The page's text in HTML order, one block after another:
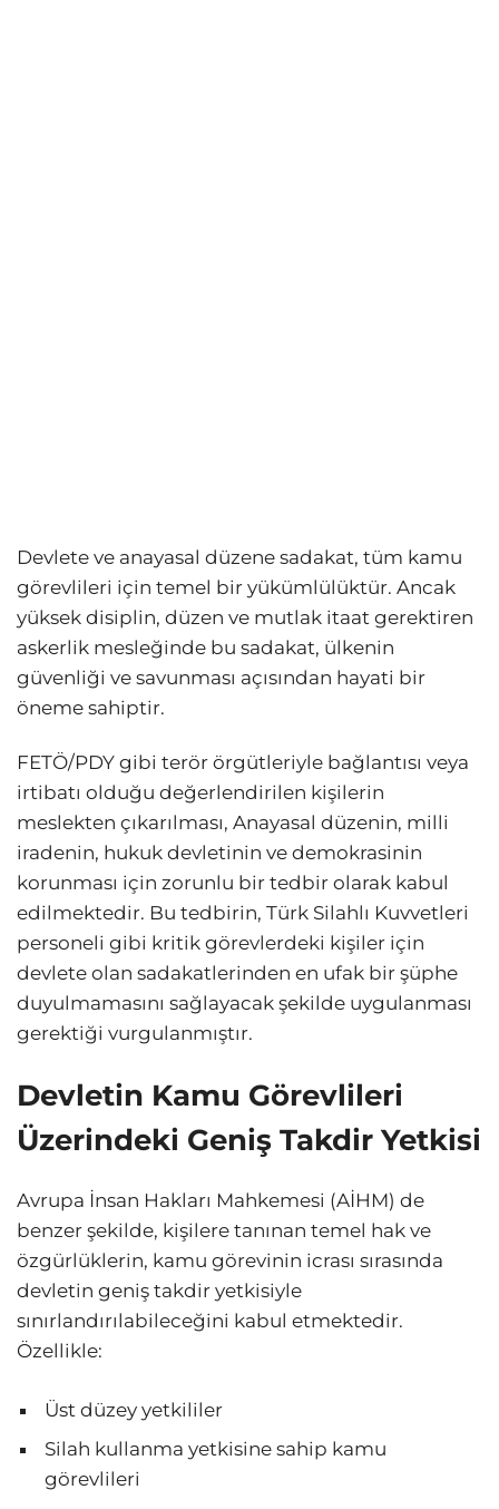
Devlete ve anayasal düzene sadakat, tüm kamu
görevlileri için temel bir yükümlülüktür. Ancak
yüksek disiplin, düzen ve mutlak itaat gerektiren
askerlik mesleğinde bu sadakat, ülkenin
güvenliği ve savunması açısından hayati bir
öneme sahiptir.
FETÖ/PDY gibi terör örgütleriyle bağlantısı veya
irtibatı olduğu değerlendirilen kişilerin
meslekten çıkarılması, Anayasal düzenin, milli
iradenin, hukuk devletinin ve demokrasinin
korunması için zorunlu bir tedbir olarak kabul
edilmektedir. Bu tedbirin, Türk Silahlı Kuvvetleri
personeli gibi kritik görevlerdeki kişiler için
devlete olan sadakatlerinden en ufak bir şüphe
duyulmamasını sağlayacak şekilde uygulanması
gerektiği vurgulanmıştır.
Devletin Kamu Görevlileri
Üzerindeki Geniş Takdir Yetkisi
Avrupa İnsan Hakları Mahkemesi (AİHM) de
benzer şekilde, kişilere tanınan temel hak ve
özgürlüklerin, kamu görevinin icrası sırasında
devletin geniş takdir yetkisiyle
sınırlandırılabileceğini kabul etmektedir.
Özellikle:
Üst düzey yetkililer
Silah kullanma yetkisine sahip kamu
görevlileri